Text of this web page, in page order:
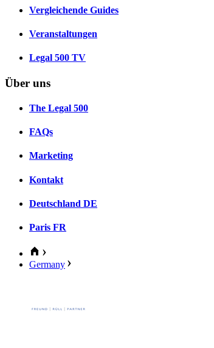
Vergleichende Guides
Veranstaltungen
Legal 500 TV
Über uns
The Legal 500
FAQs
Marketing
Kontakt
Deutschland DE
Paris FR
Germany